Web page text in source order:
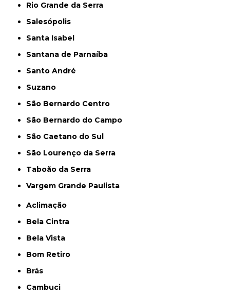
Rio Grande da Serra
Salesópolis
Santa Isabel
Santana de Parnaíba
Santo André
Suzano
São Bernardo Centro
São Bernardo do Campo
São Caetano do Sul
São Lourenço da Serra
Taboão da Serra
Vargem Grande Paulista
Aclimação
Bela Cintra
Bela Vista
Bom Retiro
Brás
Cambuci